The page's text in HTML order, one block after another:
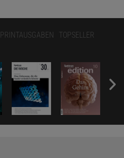
PRINTAUSGABEN TOPSELLER